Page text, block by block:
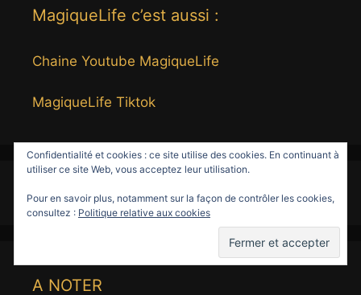
MagiqueLife c’est aussi :
Chaine Youtube MagiqueLife
MagiqueLife Tiktok
A NOTER
Confidentialité et cookies : ce site utilise des cookies. En continuant à
utiliser ce site Web, vous acceptez leur utilisation.
Pour en savoir plus, notamment sur la façon de contrôler les cookies,
consultez : Politique relative aux cookies